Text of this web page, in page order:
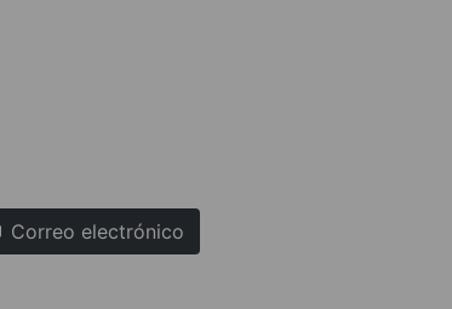
Correo electrónico